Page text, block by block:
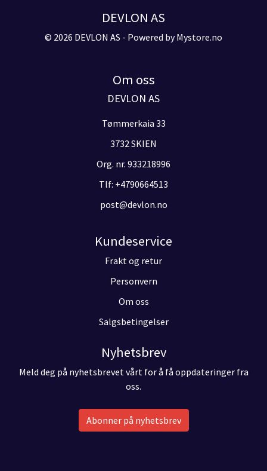
DEVLON AS
© 2026 DEVLON AS - Powered byMystore.no
Om oss
DEVLON AS
Tømmerkaia 33
3732 SKIEN
Org. nr. 933218996
Tlf: +4790664513
post@devlon.no
Kundeservice
Frakt og retur
Personvern
Om oss
Salgsbetingelser
Nyhetsbrev
Meld deg på nyhetsbrevet vårt for å få oppdateringer fra
oss.
Abonner på nyhetsbrev